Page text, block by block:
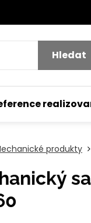
Hledat
produkty